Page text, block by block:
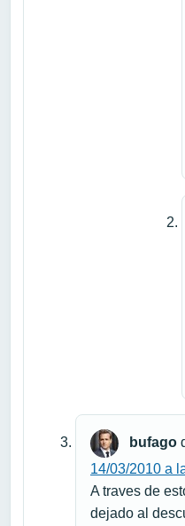
bufago
14/03/2010 a
A traves de
dejado al